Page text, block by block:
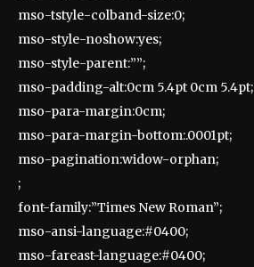
mso-tstyle-colband-size:0;
mso-style-noshow:yes;
mso-style-parent:””;
mso-padding-alt:0cm 5.4pt 0cm 5.4pt;
mso-para-margin:0cm;
mso-para-margin-bottom:.0001pt;
mso-pagination:widow-orphan;
;
font-family:”Times New Roman”;
mso-ansi-language:#0400;
mso-fareast-language:#0400;